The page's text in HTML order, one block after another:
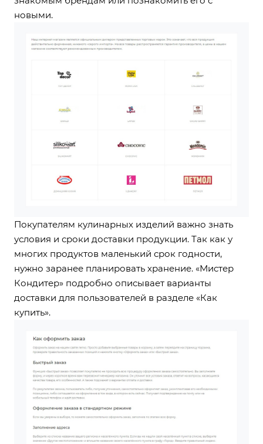
новыми.
Покупателям кулинарных изделий важно знать
условия и сроки доставки продукции. Так как у
многих продуктов маленький срок годности,
нужно заранее планировать хранение. «Мистер
Кондитер» подробно описывает варианты
доставки для пользователей в разделе «Как
купить».